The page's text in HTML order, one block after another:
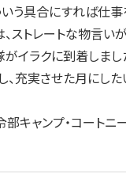
いう具合にすれば仕
ストレートな物言い
イラクに到着しまし
充実させた月にした
ャンプ・コートニー